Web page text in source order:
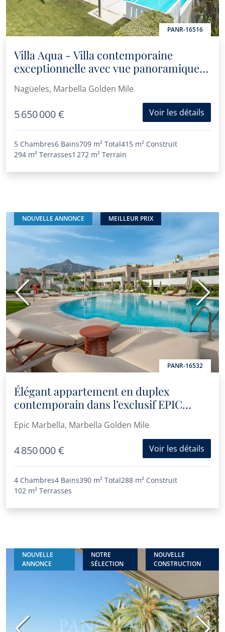
PANR-16516
Villa Aqua - Villa contemporaine
exceptionnelle avec vue panoramique
sur la mer à Nagüeles
Nagüeles, Marbella Golden Mile
5 650 000 € Voir les détails
5 Chambres6 Bains709 m² Total415 m² Construit
294 m² Terrasses1 272 m² Terrain
NOUVELLE ANNONCE MEILLEUR PRIX
PANR-16532
Précédent
Élégant appartement en duplex
contemporain dans l’exclusif EPIC
Marbella, sur le Golden Mile
Epic Marbella, Marbella Golden Mile
4 850 000 € Voir les détails
4 Chambres4 Bains390 m² Total288 m² Construit
102 m² Terrasses
NOUVELLE
ANNONCE
NOTRE
SÉLECTION
NOUVELLE
CONSTRUCTION